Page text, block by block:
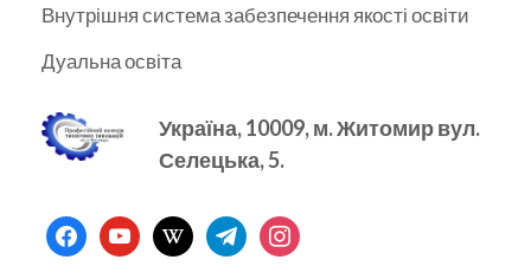
Внутрішня система забезпечення якості освіти
Дуальна освіта
Україна, 10009, м.Житомир вул.
Селецька, 5.
facebookyoutubewikipediatelegraminstagram